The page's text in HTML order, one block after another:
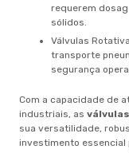
requerem
sólidos.
Válvulas Rotativas tipo eclusa: Utilizadas em sistemas de
transporte
segurança
Com a capacidade de
industriais, as
sua versatilidade,
investimento essencial